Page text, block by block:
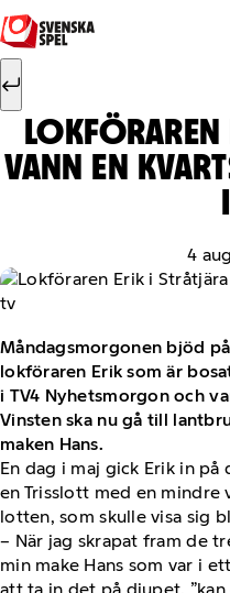
Hoppa till innehåll
Sök efter:
LOKFÖRAREN
VANN EN
4
Måndagsmorgonen bjöd
lokföraren Erik som är
i TV4 Nyhetsmorgon och
Vinsten ska nu gå till
maken Hans.
En dag i maj gick Erik in
en Trisslott med en mindre
lotten, som skulle visa sig
– När jag skrapat fram de
min make Hans som var i